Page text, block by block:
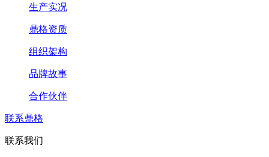
生产实况
鼎格资质
组织架构
品牌故事
合作伙伴
联系鼎格
联系我们